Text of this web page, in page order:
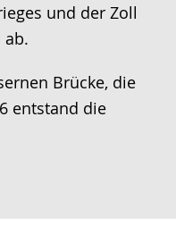
und der Zoll
ab.
Brücke, die
entstand die